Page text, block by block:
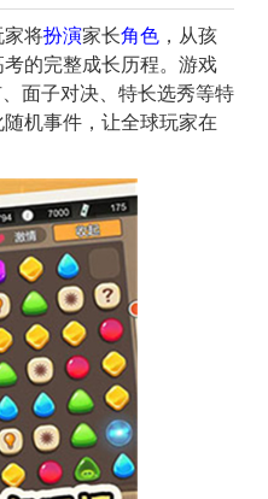
家将扮演家长角色 ，从孩
的完整成长历程。游戏
面子对决、特长选秀等特
机事件，让全球玩家在